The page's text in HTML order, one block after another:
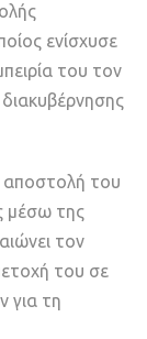
ενίσχυσε
του τον
του
μέσω της
τον
του σε
για τη